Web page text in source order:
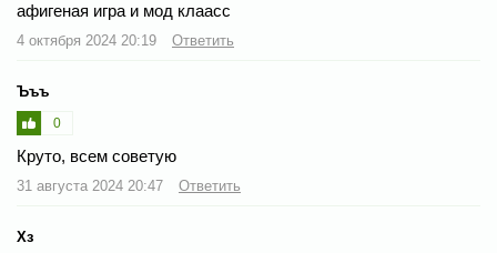
афигеная игра и мод клаасс
4 октября 2024 20:19 Ответить
Ъъъ
0
Круто, всем советую
31 августа 2024 20:47 Ответить
Хз